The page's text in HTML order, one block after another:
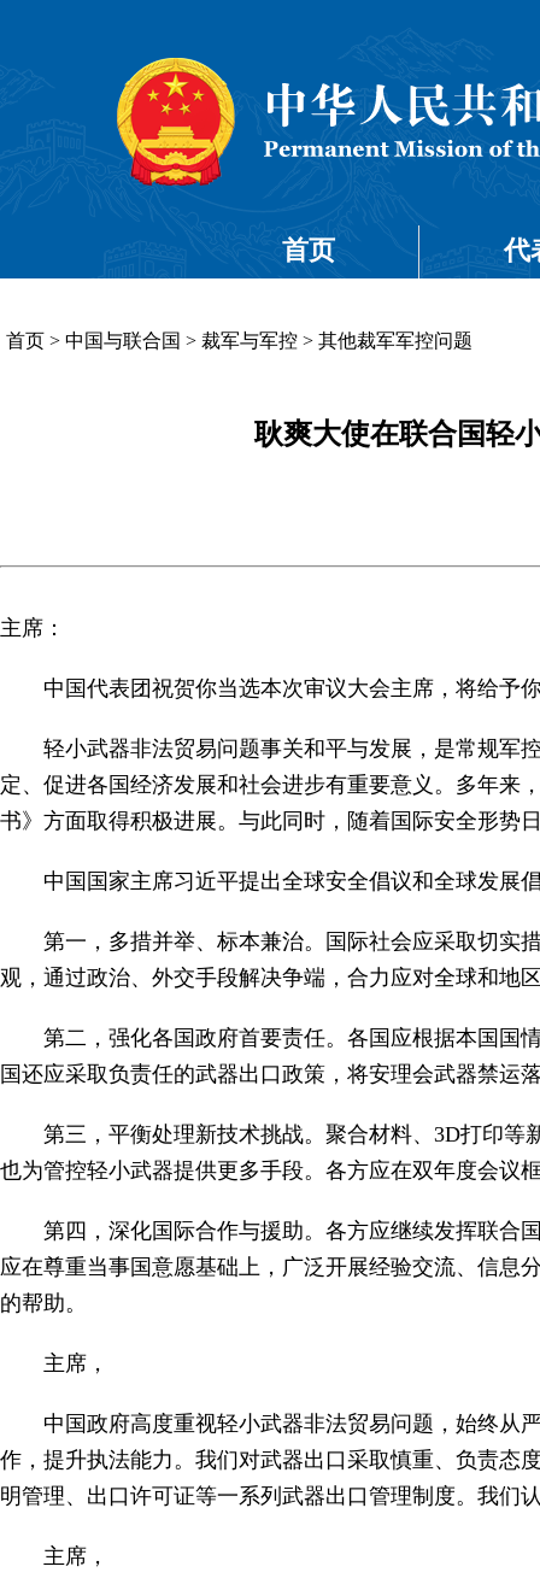
首页 代
首页 > 中国与联合国 > 裁军与军控 > 其他裁军军控问题
耿爽大使在联合国轻
主席：
中国代表团祝贺你当选本次审议大会主席，将给予
轻小武器非法贸易问题事关和平与发展，是常规军
定、促进各国经济发展和社会进步有重要意义。多年来
书》方面取得积极进展。与此同时，随着国际安全形势
中国国家主席习近平提出全球安全倡议和全球发展
第一，多措并举、标本兼治。国际社会应采取切实
观，通过政治、外交手段解决争端，合力应对全球和地
第二，强化各国政府首要责任。各国应根据本国国
国还应采取负责任的武器出口政策，将安理会武器禁运
第三，平衡处理新技术挑战。聚合材料、3D打印
也为管控轻小武器提供更多手段。各方应在双年度会议
第四，深化国际合作与援助。各方应继续发挥联合
应在尊重当事国意愿基础上，广泛开展经验交流、信息
的帮助。
主席，
中国政府高度重视轻小武器非法贸易问题，始终从
作，提升执法能力。我们对武器出口采取慎重、负责态
明管理、出口许可证等一系列武器出口管理制度。我们
主席，